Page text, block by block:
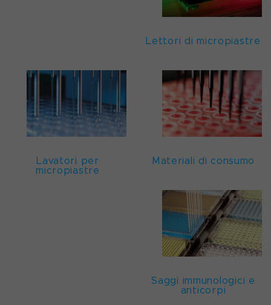
Lettori di micropiastre
Lavatori per
micropiastre
Materiali di consumo
Saggi immunologici e
anticorpi